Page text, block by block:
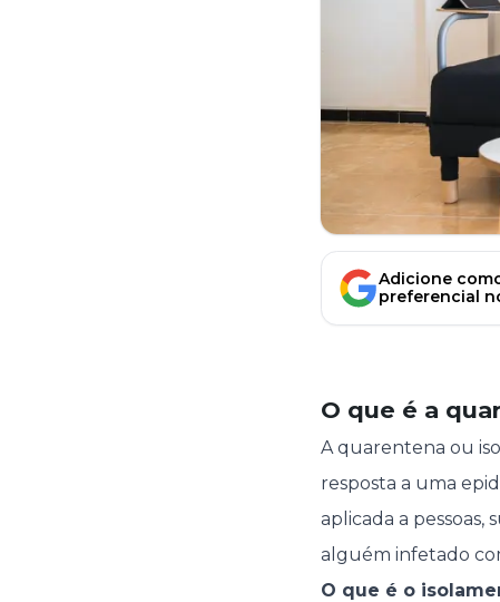
Adicione
preferencial
O que é a
A quarentena ou
resposta a uma
aplicada a
alguém infetado
O que é o